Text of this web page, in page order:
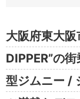
大阪府東大
DIPPER”の
型ジムニー /